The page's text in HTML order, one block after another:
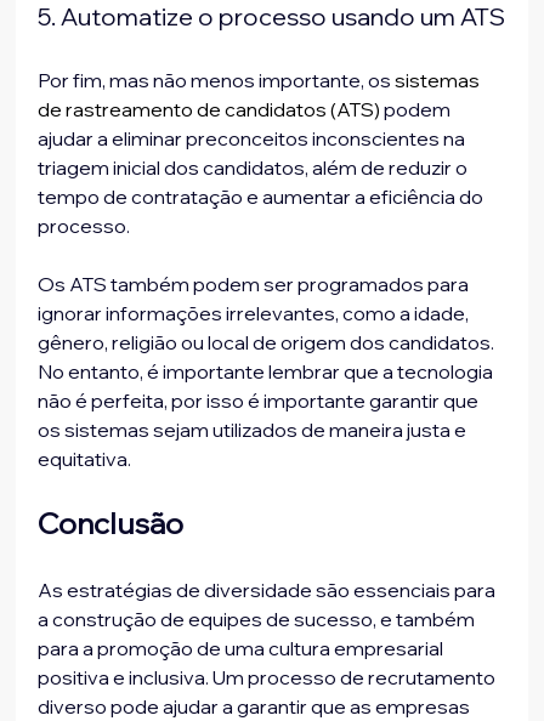
5. Automatize o processo usando um ATS
Por fim, mas não menos importante, os sistemas
de rastreamento de candidatos (ATS) podem
ajudar a eliminar preconceitos inconscientes na
triagem inicial dos candidatos, além de reduzir o
tempo de contratação e aumentar a eficiência do
processo.
Os ATS também podem ser programados para
ignorar informações irrelevantes, como a idade,
gênero, religião ou local de origem dos candidatos.
No entanto, é importante lembrar que a tecnologia
não é perfeita, por isso é importante garantir que
os sistemas sejam utilizados de maneira justa e
equitativa.
Conclusão
As estratégias de diversidade são essenciais para
a construção de equipes de sucesso, e também
para a promoção de uma cultura empresarial
positiva e inclusiva. Um processo de recrutamento
diverso pode ajudar a garantir que as empresas